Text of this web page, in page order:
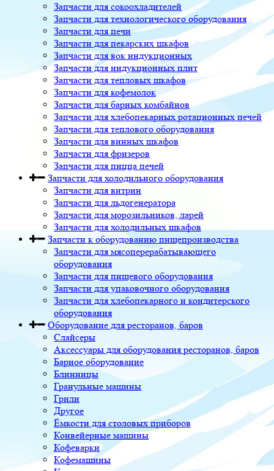
Запчасти для сокоохладителей
Запчасти для технологического оборудования
Запчасти для печи
Запчасти для пекарских шкафов
Запчасти для вок индукционных
Запчасти для индукционных плит
Запчасти для тепловых шкафов
Запчасти для кофемолок
Запчасти для барных комбайнов
Запчасти для хлебопекарных ротационных печей
Запчасти для теплового оборудования
Запчасти для винных шкафов
Запчасти для фризеров
Запчасти для пицца печей
Запчасти для холодильного оборудования
Запчасти для витрин
Запчасти для льдогенератора
Запчасти для морозильников, ларей
Запчасти для холодильных шкафов
Запчасти к оборудованию пищепроизводства
Запчасти для мясоперерабатывающего
оборудования
Запчасти для пищевого оборудования
Запчасти для упаковочного оборудования
Запчасти для хлебопекарного и кондитерского
оборудования
Оборудование для ресторанов, баров
Слайсеры
Аксессуары для оборудования ресторанов, баров
Барное оборудование
Блинницы
Гранульные машины
Грили
Другое
Ёмкости для столовых приборов
Конвейерные машины
Кофеварки
Кофемашины